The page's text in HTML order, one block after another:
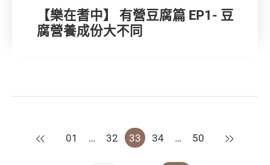
【樂在耆中】 有營豆腐篇 EP1- 豆
腐營養成份大不同
上一頁
01 … 32 33 34 … 50 下一頁